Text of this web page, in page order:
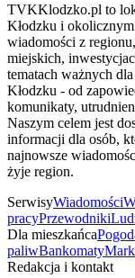
TVKKlodzko.pl to
Kłodzku i
wiadomości z
miejskich,
tematach ważnych
Kłodzku - od
komunikaty,
Naszym celem jest
informacji dla osób,
najnowsze
żyje region.
SerwisyWiadomości
pracyPrzewodniki
Dla mieszkańca
paliwBankomaty
Redakcja i kontakt